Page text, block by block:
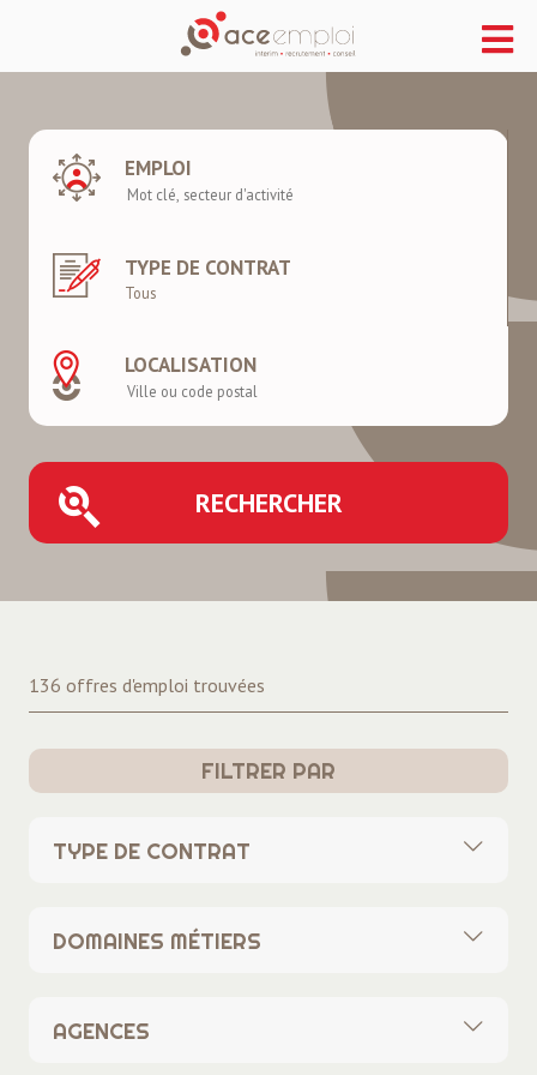
EMPLOI
TYPE DE CONTRAT
LOCALISATION
RECHERCHER
136 offres d'emploi trouvées
FILTRER PAR
TYPE DE CONTRAT
DOMAINES MÉTIERS
AGENCES